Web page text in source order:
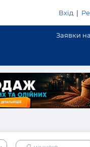
Вхід |
Заявки